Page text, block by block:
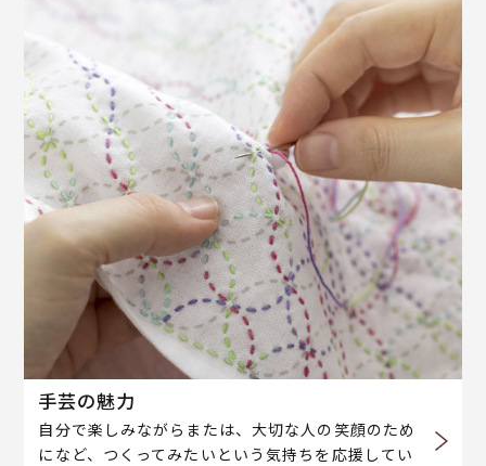
手芸の魅力
自分で楽しみながらまたは、大切な人の笑顔のため
になど、つくってみたいという気持ちを応援してい